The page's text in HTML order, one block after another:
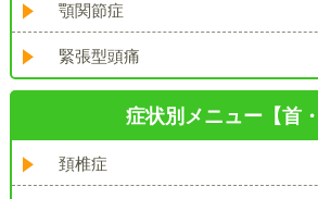
顎関節症
緊張型頭痛
症状別メニュー【首・
頚椎症